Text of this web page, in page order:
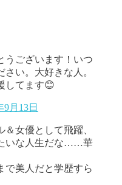
うございます！いつ
い。大好きな人。
してます😊
9月13日
女優として飛躍、
いな人生だな……華
美人だと学歴すら